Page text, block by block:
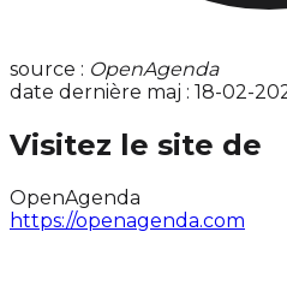
source : OpenAgenda
date dernière maj : 18-02-
Visitez le site de
OpenAgenda
https://openagenda.com